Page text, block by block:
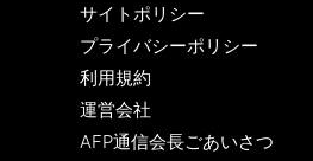
サイトポリシー
プライバシーポリシー
利用規約
運営会社
AFP通信会長ごあいさつ